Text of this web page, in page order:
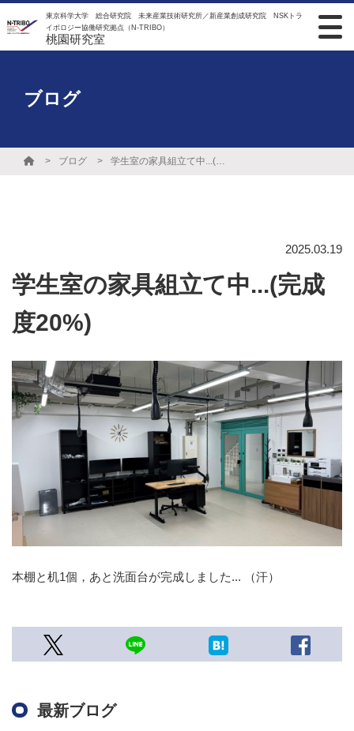
東京科学大学 総合研究院 未来産業技術研究所／新産業創成研究院 NSKトラ
イボロジー協働研究拠点（N-TRIBO）
桃園研究室
ブログ
ブログ 学生室の家具組立て中...(完成度20%)
2025.03.19
学生室の家具組立て中...(完成
度20%)
本棚と机1個，あと洗面台が完成しました... （汗）
最新ブログ